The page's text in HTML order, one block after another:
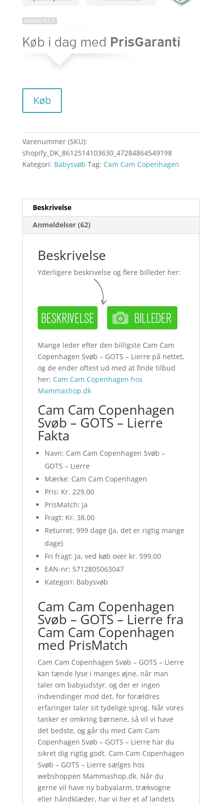
kr.
Køb
Varenummer (SKU):
shopify_DK_8612514103630_47284864549198
Kategori: Babysvøb Tag: Cam Cam Copenhagen
Beskrivelse
Anmeldelser (62)
Beskrivelse
Yderligere beskrivelse og flere billeder her:
Mange leder efter den billigste Cam Cam
Copenhagen Svøb – GOTS – Lierre på nettet,
og de ender oftest ud med at finde tilbud
her: Cam Cam Copenhagen hos
Mammashop.dk
Cam Cam Copenhagen
Svøb – GOTS – Lierre
Fakta
Navn: Cam Cam Copenhagen Svøb –
GOTS – Lierre
Mærke: Cam Cam Copenhagen
Pris: Kr. 229.00
PrisMatch: Ja
Fragt: Kr. 38.00
Returret: 999 dage (Ja, det er rigtig mange
dage)
Fri fragt: Ja, ved køb over kr. 599.00
EAN-nr: 5712805063047
Kategori: Babysvøb
Cam Cam Copenhagen
Svøb – GOTS – Lierre fra
Cam Cam Copenhagen
med PrisMatch
Cam Cam Copenhagen Svøb – GOTS – Lierre
kan tænde lyse i manges øjne, når man
taler om babyudstyr, og der er ingen
indvendinger mod det, for forældres
erfaringer taler sit tydelige sprog. Når vores
tanker er omkring børnene, så vil vi have
det bedste, og går du med Cam Cam
Copenhagen Svøb – GOTS – Lierre har du
sikret dig rigtig godt. Cam Cam Copenhagen
Svøb – GOTS – Lierre sælges hos
webshoppen Mammashop.dk. Når du
gerne vil have ny babyalarm, trækvogne
eller håndklæder, har vi her et af landets